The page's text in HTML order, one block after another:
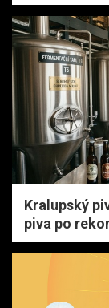
Kralupský
piva po